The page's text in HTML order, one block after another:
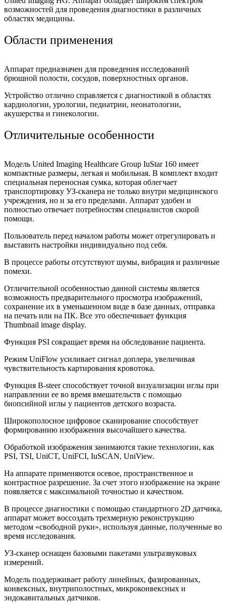
возможностей для проведения диагностики в различных
областях медицины.
Области применения
Аппарат предназначен для проведения исследований
брюшной полости, сосудов, поверхностных органов.
Устройство отлично справляется с диагностикой в областях
кардиологии, урологии, педиатрии, неонатологии,
акушерства и гинекологии.
Отличительные особенности
Модель United Imaging Healthcare Group IuStar 160 имеет
компактные размеры, легкая и мобильная. В комплект входит
специальная переносная сумка, которая облегчает
транспортировку УЗ-сканера не только внутри медицинского
учреждения, но и за его пределами. Аппарат удобен и
полностью отвечает потребностям специалистов скорой
помощи.
Пользователь перед началом работы может отрегулировать и
выставить настройки индивидуально под себя.
В процессе работы отсутствуют шумы, вибрация и различные
помехи.
Отличительной особенностью данной системы является
возможность предварительного просмотра изображений,
сохранение их в уменьшенном виде в базе данных, отправка
на печать или на ПК. Все это обеспечивает функция
Thumbnail image display.
Функция PSI сокращает время на обследование пациента.
Режим UniFlow усиливает сигнал доплера, увеличивая
чувствительность картирования кровотока.
Функция B-steer способствует точной визуализации иглы при
направлении ее во время вмешательств с помощью
биопсийной иглы у пациентов детского возраста.
Широкополосное цифровое сканирование способствует
формированию изображения высочайшего качества.
Обработкой изображения занимаются такие технологии, как
PSI, TSI, UniCT, UniFCI, IuSCAN, UniView.
На аппарате применяются осевое, пространственное и
контрастное разрешение. За счет этого изображение на экране
появляется с максимальной точностью и качеством.
В процессе диагностики с помощью стандартного 2D датчика,
аппарат может воссоздать трехмерную реконструкцию
методом «свободной руки», используя данные, полученные во
время исследования.
УЗ-сканер оснащен базовыми пакетами ультразвуковых
измерений.
Модель поддерживает работу линейных, фазированных,
конвексных, внутриполостных, микроконвексных и
эндокавитальных датчиков.